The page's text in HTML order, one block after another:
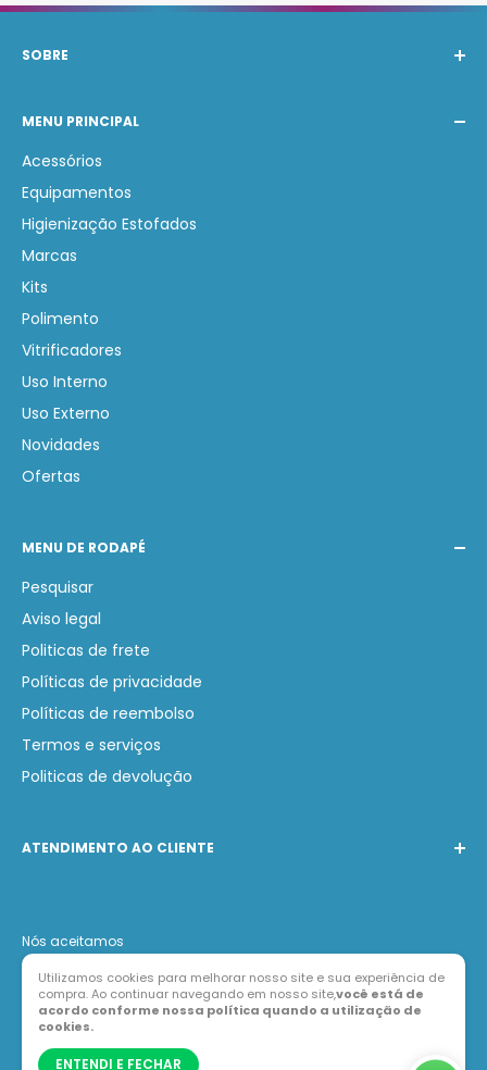
SOBRE
melhores produtos nacionais e internacionais de
Estética Automotiva. Nosso compromisso é auxiliar na
lucratividade.
MENU PRINCIPAL
Acessórios
Equipamentos
Higienização Estofados
Marcas
Kits
Polimento
Vitrificadores
Uso Interno
Uso Externo
Novidades
Ofertas
MENU DE RODAPÉ
Pesquisar
Aviso legal
Politicas de frete
Políticas de privacidade
Políticas de reembolso
Termos e serviços
Politicas de devolução
ATENDIMENTO AO CLIENTE
E-mail:contato@lojabarak.com.br
Nós aceitamos
Utilizamos cookies para melhorar nosso site e sua experiência de
compra. Ao continuar navegando em nosso site,você está de
acordo conforme nossa política quando a utilização de
cookies.
ENTENDI E FECHAR